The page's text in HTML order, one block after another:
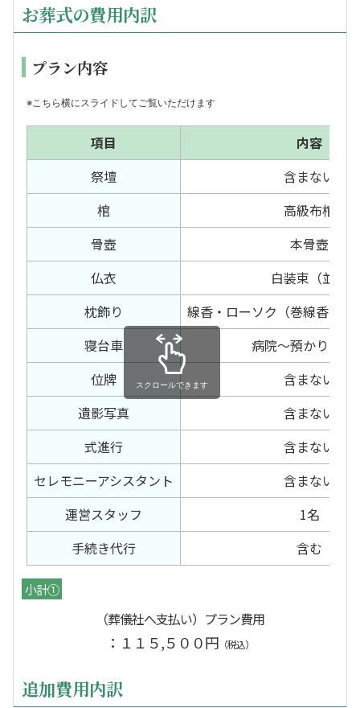
お葬式の費用内訳
プラン内容
※こちら横にスライドしてご覧いただけます
項目
内容
祭壇
含まない
棺
高級布棺
骨壺
本骨壺
仏衣
白装束（並）
枕飾り
線香・ローソク（巻線香・電
寝台車
病院～預かり霊安
位牌
含まない
遺影写真
含まない
式進行
含まない
セレモニーアシスタント
含まない
運営スタッフ
1名
手続き代行
含む
スクロールできます
小計①
（葬儀社へ支払い）プラン費用
：１１５,５００円 （税込）
追加費用内訳